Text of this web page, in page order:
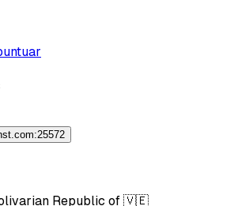
Republic of 🇻🇪
Lo que falla
Mensaje